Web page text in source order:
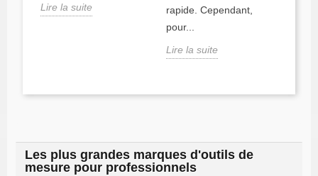
Lire la suite
rapide. Cependant,
pour...
Lire la suite
Les plus grandes marques d'outils de
mesure pour professionnels